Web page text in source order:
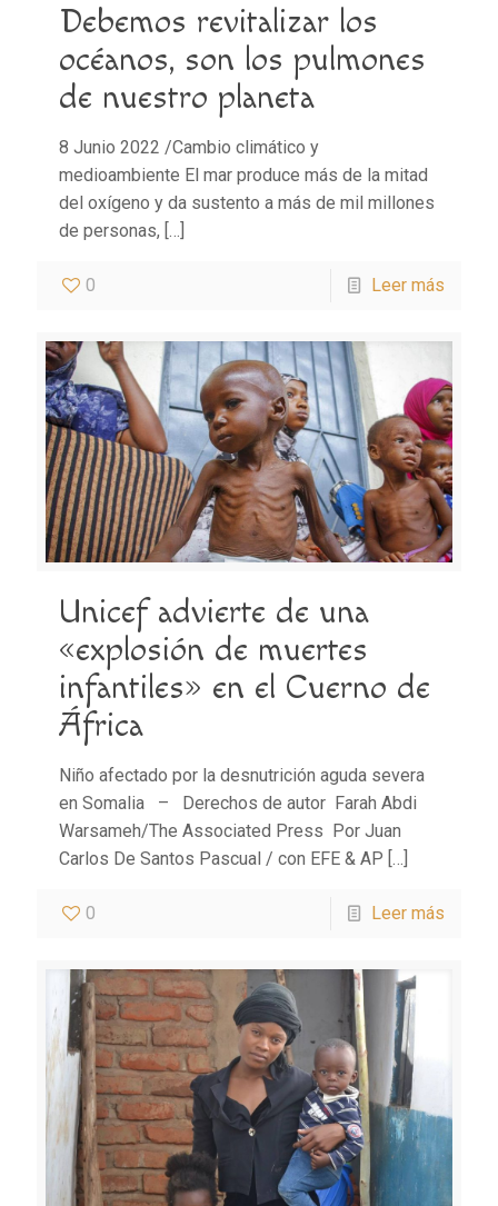
Debemos revitalizar los
océanos, son los pulmones
de nuestro planeta
8 Junio 2022 /Cambio climático y
medioambiente El mar produce más de la mitad
del oxígeno y da sustento a más de mil millones
de personas, […]
0 Leer más
Unicef advierte de una
«explosión de muertes
infantiles» en el Cuerno de
África
Niño afectado por la desnutrición aguda severa
en Somalia – Derechos de autor Farah Abdi
Warsameh/The Associated Press Por Juan
Carlos De Santos Pascual / con EFE & AP […]
0 Leer más